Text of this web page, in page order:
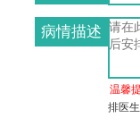
病情描述
温馨
排医